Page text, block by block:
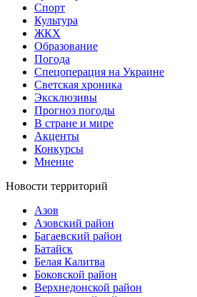
Спорт
Культура
ЖКХ
Образование
Погода
Спецоперация на Украине
Светская хроника
Эксклюзивы
Прогноз погоды
В стране и мире
Акценты
Конкурсы
Мнение
Новости территорий
Азов
Азовский район
Багаевский район
Батайск
Белая Калитва
Боковской район
Верхнедонской район